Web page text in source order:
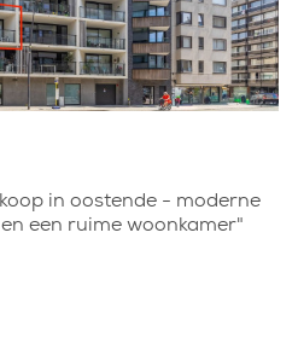
in oostende - moderne
een ruime woonkamer"